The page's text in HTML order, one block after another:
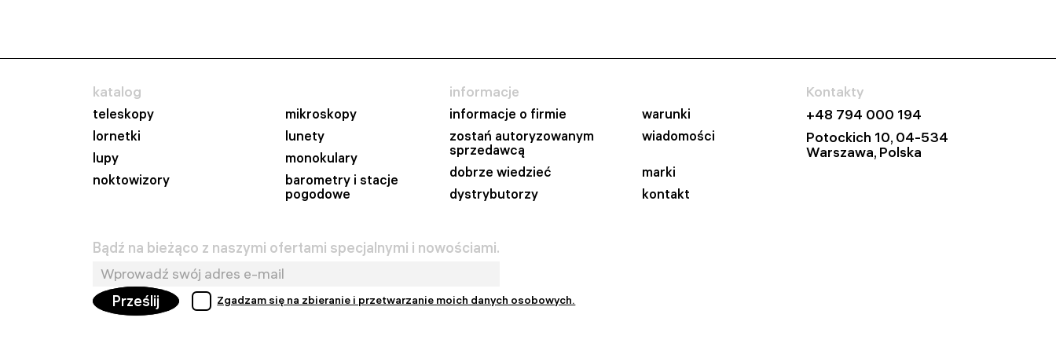
katalog
teleskopy
mikroskopy
lornetki
lunety
lupy
monokulary
noktowizory
barometry i stacje
pogodowe
informacje
informacje o firmie
warunki
zostań autoryzowanym
sprzedawcą
wiadomości
dobrze wiedzieć
marki
dystrybutorzy
kontakt
Kontakty
+48 794 000 194
Potockich 10, 04-534
Warszawa, Polska
Bądź na bieżąco z naszymi ofertami specjalnymi i nowościami.
Prześlij Zgadzam się na zbieranie i przetwarzanie moich danych osobowych.